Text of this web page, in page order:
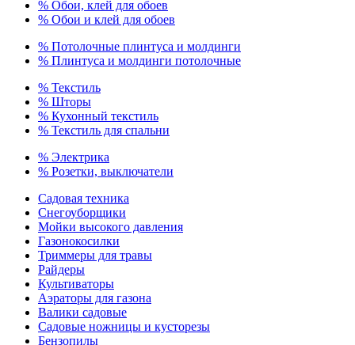
% Обои, клей для обоев
% Обои и клей для обоев
% Потолочные плинтуса и молдинги
% Плинтуса и молдинги потолочные
% Текстиль
% Шторы
% Кухонный текстиль
% Текстиль для спальни
% Электрика
% Розетки, выключатели
Садовая техника
Снегоуборщики
Мойки высокого давления
Газонокосилки
Триммеры для травы
Райдеры
Культиваторы
Аэраторы для газона
Валики садовые
Садовые ножницы и кусторезы
Бензопилы